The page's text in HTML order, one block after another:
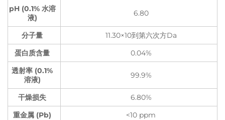
pH (0.1% 水溶
液)
6.80
分子量
11.30×10到第六次方Da
蛋白质含量
0.04%
透射率 (0.1%
溶液)
99.9%
干燥损失
6.80%
重金属 (Pb)
<10 ppm